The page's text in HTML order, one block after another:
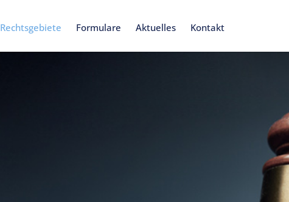
Rechtsgebiete Formulare Aktuelles Kontakt